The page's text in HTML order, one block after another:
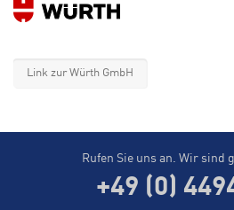
Link zur Würth GmbH
Rufen Sie uns an. Wir sind
+49 (0)